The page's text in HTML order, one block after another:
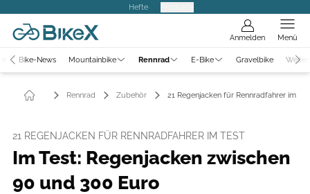
Hefte
Anmelden Menü
Bike-News Mountainbike Rennrad E-Bike Gravelbike
Rennrad Zubehör 21 Regenjacken für Rennradfahrer im
21 REGENJACKEN FÜR RENNRADFAHRER IM TEST
Im Test: Regenjacken zwischen
90 und 300 Euro